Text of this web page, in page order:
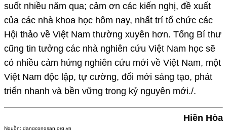
suốt nhiều năm qua; cảm ơn các kiến nghị, đề xuất
của các nhà khoa học hôm nay, nhất trí tổ chức các
Hội thảo về Việt Nam thường xuyên hơn. Tổng Bí thư
cũng tin tưởng các nhà nghiên cứu Việt Nam học sẽ
có nhiều cảm hứng nghiên cứu mới về Việt Nam, một
Việt Nam độc lập, tự cường, đổi mới sáng tạo, phát
triển nhanh và bền vững trong kỷ nguyên mới./.
Hiền Hòa
Nguồn: dangcongsan.org.vn